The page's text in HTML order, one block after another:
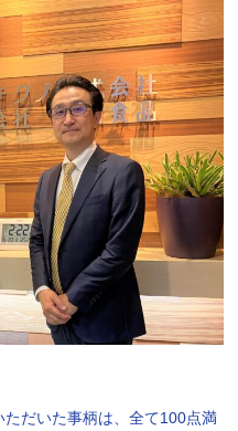
だいた事柄は、全て100点満